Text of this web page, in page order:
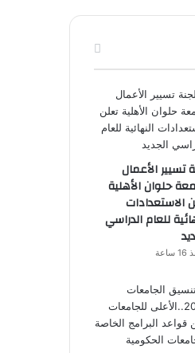
تسيير الأعمال
حلوان الأهلية
الاستعدادات
للعام الدراسي